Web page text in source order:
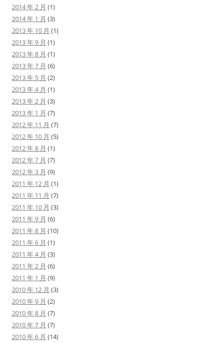
2014 年 2 月 (1)
2014 年 1 月 (3)
2013 年 10 月 (1)
2013 年 9 月 (1)
2013 年 8 月 (1)
2013 年 7 月 (6)
2013 年 5 月 (2)
2013 年 4 月 (1)
2013 年 2 月 (3)
2013 年 1 月 (7)
2012 年 11 月 (7)
2012 年 10 月 (5)
2012 年 8 月 (1)
2012 年 7 月 (7)
2012 年 3 月 (9)
2011 年 12 月 (1)
2011 年 11 月 (7)
2011 年 10 月 (3)
2011 年 9 月 (6)
2011 年 8 月 (10)
2011 年 6 月 (1)
2011 年 4 月 (3)
2011 年 2 月 (6)
2011 年 1 月 (9)
2010 年 12 月 (3)
2010 年 9 月 (2)
2010 年 8 月 (7)
2010 年 7 月 (7)
2010 年 6 月 (14)